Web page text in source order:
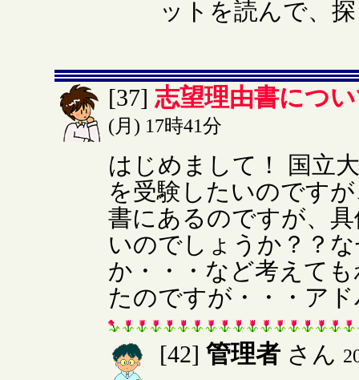
ットを読んで、
[37] 志望理由書につ
(月) 17時41分
はじめまして！ 国立
を受験したいのです
書にあるのですが、
いのでしょうか？？
か・・・など考えて
たのですが・・・ア
[42] 管理者 さん